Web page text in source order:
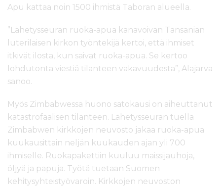
Apu kattaa noin 1500 ihmistä Taboran alueella.
”Lähetysseuran ruoka-apua kanavoivan Tansanian
luterilaisen kirkon työntekijä kertoi, että ihmiset
itkivät ilosta, kun saivat ruoka-apua. Se kertoo
lohdutonta viestiä tilanteen vakavuudesta”, Alajarva
sanoo.
Myös Zimbabwessa huono satokausi on aiheuttanut
katastrofaalisen tilanteen. Lähetysseuran tuella
Zimbabwen kirkkojen neuvosto jakaa ruoka-apua
kuukausittain neljän kuukauden ajan yli 700
ihmiselle. Ruokapakettiin kuuluu maissijauhoja,
öljyä ja papuja. Työtä tuetaan Suomen
kehitysyhteistyövaroin. Kirkkojen neuvoston